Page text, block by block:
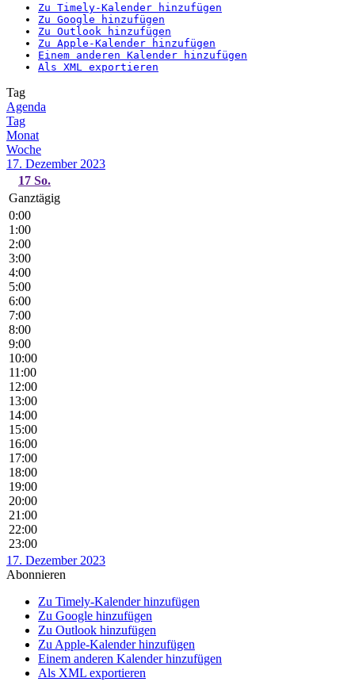
Zu Timely-Kalender hinzufügen
Zu Google hinzufügen
Zu Outlook hinzufügen
Zu Apple-Kalender hinzufügen
Einem anderen Kalender hinzufügen
Als XML exportieren
Tag
Agenda
Tag
Monat
Woche
17. Dezember 2023
17 So.
Ganztägig
0:00
1:00
2:00
3:00
4:00
5:00
6:00
7:00
8:00
9:00
10:00
11:00
12:00
13:00
14:00
15:00
16:00
17:00
18:00
19:00
20:00
21:00
22:00
23:00
17. Dezember 2023
Abonnieren
Zu Timely-Kalender hinzufügen
Zu Google hinzufügen
Zu Outlook hinzufügen
Zu Apple-Kalender hinzufügen
Einem anderen Kalender hinzufügen
Als XML exportieren